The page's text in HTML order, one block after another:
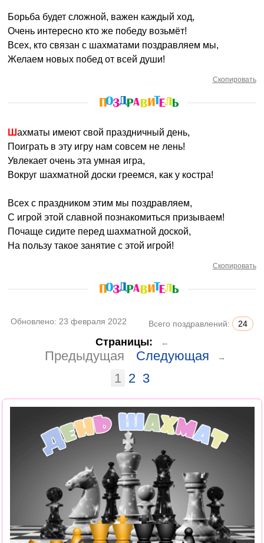
Борьба будет сложной, важен каждый ход,
Очень интересно кто же победу возьмёт!
Всех, кто связан с шахматами поздравляем мы,
Желаем новых побед от всей души!
Скопировать
Шахматы имеют свой праздничный день,
Поиграть в эту игру нам совсем не лень!
Увлекает очень эта умная игра,
Вокруг шахматной доски греемся, как у костра!
Всех с праздником этим мы поздравляем,
С игрой этой славной познакомиться призываем!
Почаще сидите перед шахматной доской,
На пользу такое занятие с этой игрой!
Скопировать
Обновлено: 23 февраля 2022 Всего поздравлений: 24
Страницы: ←
Предыдущая Следующая →
1 2 3